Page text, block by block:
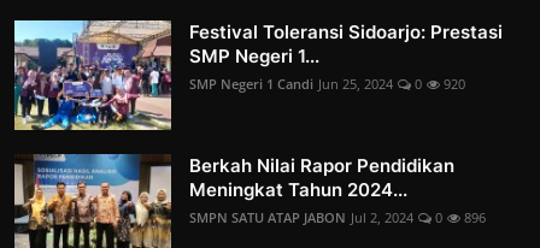
Festival Toleransi Sidoarjo: Prestasi
SMP Negeri 1...
SMP Negeri 1 Candi Jun 25, 2024 0 920
Berkah Nilai Rapor Pendidikan
Meningkat Tahun 2024...
SMPN SATU ATAP JABON Jul 2, 2024 0 896